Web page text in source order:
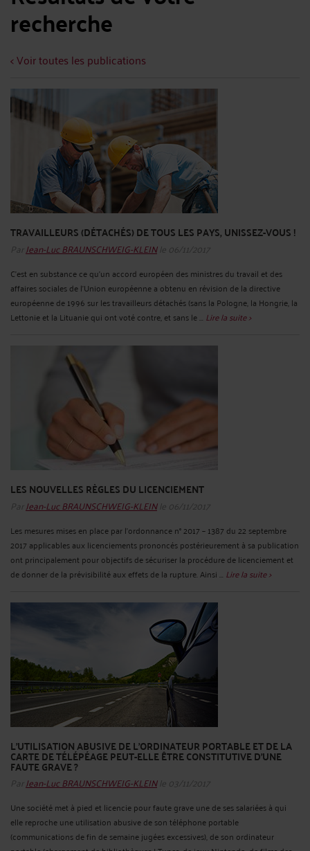
recherche
< Voir toutes les publications
TRAVAILLEURS (DÉTACHÉS) DE TOUS LES PAYS, UNISSEZ-VOUS !
Par Jean-Luc BRAUNSCHWEIG-KLEINle 06/11/2017
C’est en substance ce qu’un accord européen des ministres du travail et des
affaires sociales de l’Union européenne a obtenu en révision de la directive
européenne de 1996 sur les travailleurs détachés (sans la Pologne, la Hongrie, la
Lettonie et la Lituanie qui ont voté contre, et sans le ... Lire la suite >
LES NOUVELLES RÈGLES DU LICENCIEMENT
Par Jean-Luc BRAUNSCHWEIG-KLEINle 06/11/2017
Les mesures mises en place par l’ordonnance n° 2017 – 1387 du 22 septembre
2017 applicables aux licenciements prononcés postérieurement à sa publication
ont principalement pour objectifs de sécuriser la procédure de licenciement et
de donner de la prévisibilité aux effets de la rupture. Ainsi ... Lire la suite >
L’UTILISATION ABUSIVE DE L’ORDINATEUR PORTABLE ET DE LA
CARTE DE TÉLÉPÉAGE PEUT-ELLE ÊTRE CONSTITUTIVE D’UNE
FAUTE GRAVE ?
Par Jean-Luc BRAUNSCHWEIG-KLEINle 03/11/2017
Une société met à pied et licencie pour faute grave une de ses salariées à qui
elle reproche une utilisation abusive de son téléphone portable
(communications de fin de semaine jugées excessives), de son ordinateur